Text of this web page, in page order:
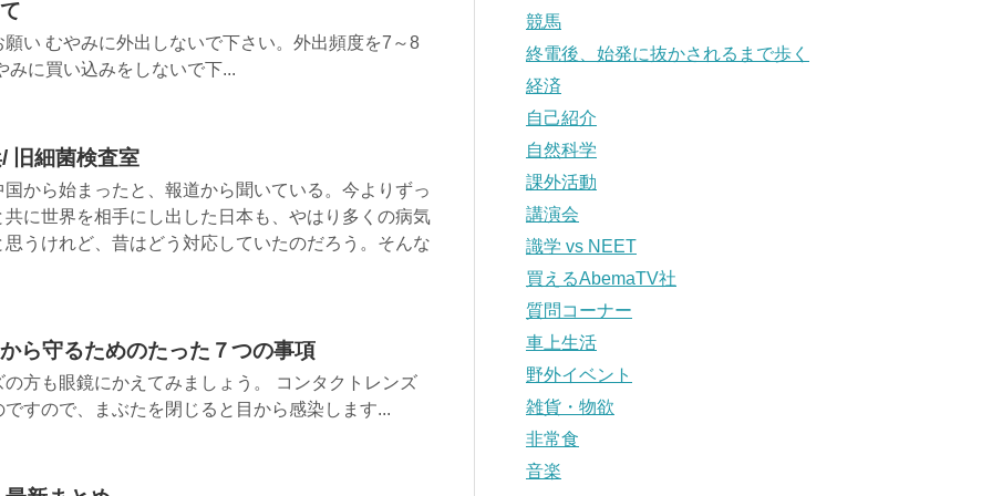
い むやみに外出しないで下さい。外出頻度を7～8
みに買い込みをしないで下...
旧細菌検査室
から始まったと、報道から聞いている。今よりずっ
に世界を相手にし出した日本も、やはり多くの病気
うけれど、昔はどう対応していたのだろう。そんな
ら守るためのたった７つの事項
方も眼鏡にかえてみましょう。 コンタクトレンズ
すので、まぶたを閉じると目から感染します...
競馬
終電後、始発に抜かされるまで歩く
経済
自己紹介
自然科学
課外活動
講演会
識学 vs NEET
買えるAbemaTV社
質問コーナー
車上生活
野外イベント
雑貨・物欲
非常食
音楽